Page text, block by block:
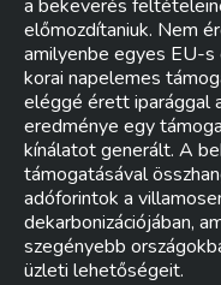
a bekeverés
előmozdítaniuk. Nem
amilyenbe egyes EU-s
korai napelemes
eléggé érett iparággal
eredménye egy
kínálatot generált. A
támogatásával
adóforintok a
dekarbonizációjában,
szegényebb
üzleti lehetőségeit.